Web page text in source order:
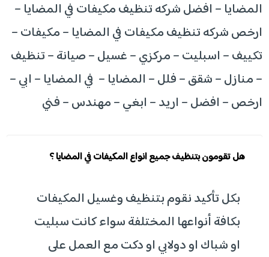
المضايا – افضل شركه تنظيف مكيفات في المضايا –
ارخص شركه تنظيف مكيفات في المضايا – مكيفات –
تكييف – اسبليت – مركزي – غسيل – صيانة – تنظيف
– منازل – شقق – فلل – المضايا – في المضايا – ابي –
ارخص – افضل – اريد – ابغي – مهندس – فني
هل تقومون بتنظيف جميع انواع المكيفات في المضايا ؟
بكل تأكيد نقوم بتنظيف وغسيل المكيفات
بكافة أنواعها المختلفة سواء كانت سبليت
او شباك او دولابي او دكت مع العمل على